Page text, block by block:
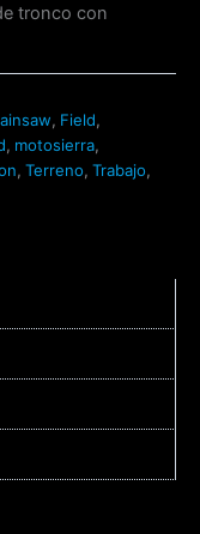
tronco con
, Field,
, motosierra,
, Terreno, Trabajo,